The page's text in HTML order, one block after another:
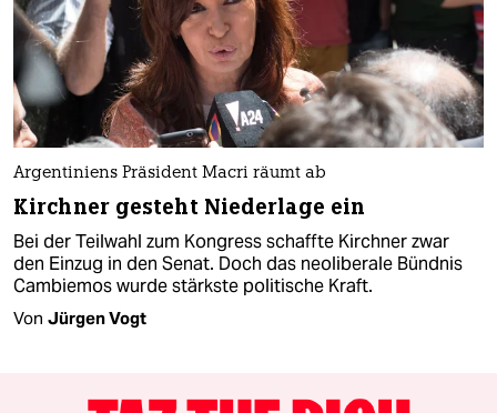
Argentiniens Präsident Macri räumt ab
Kirchner gesteht Niederlage ein
Bei der Teilwahl zum Kongress schaffte Kirchner zwar
den Einzug in den Senat. Doch das neoliberale Bündnis
Cambiemos wurde stärkste politische Kraft.
Von Jürgen Vogt